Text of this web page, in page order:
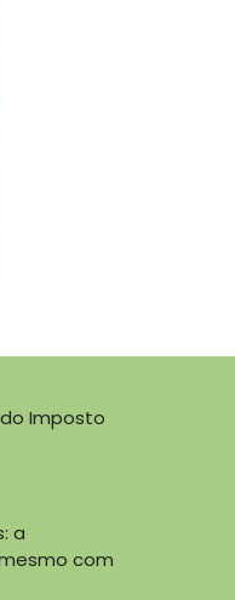
Imposto
a
com